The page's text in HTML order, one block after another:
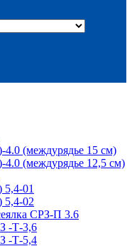
4.0 (междурядье 15 см)
4.0 (междурядье 12,5 см)
5,4-01
5,4-02
СРЗ-П 3.6
-Т-3,6
-Т-5,4